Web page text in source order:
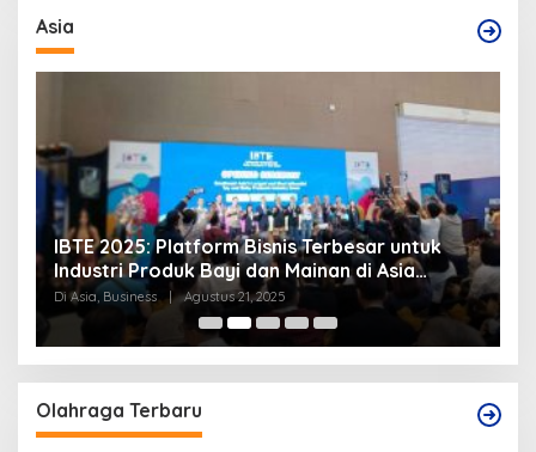
Asia
IBTE 2025: Platform Bisnis Terbesar untuk
Industri Produk Bayi dan Mainan di Asia
Tenggara
Di Asia, Business | Agustus 21, 2025
Olahraga Terbaru